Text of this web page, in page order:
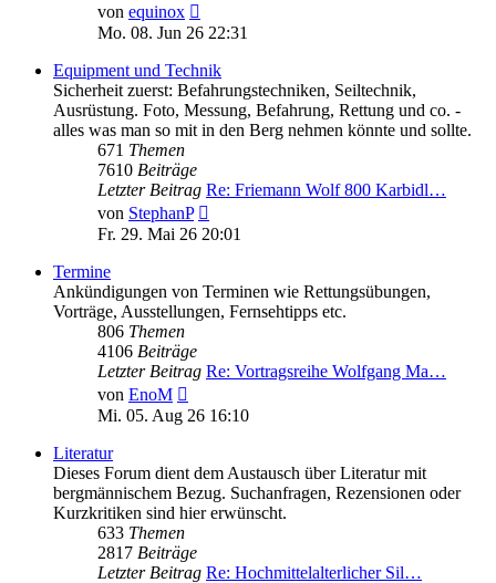
von equinox
Beitrag
Mo. 08. Jun 26 22:31
Equipment und Technik
Sicherheit zuerst: Befahrungstechniken, Seiltechnik,
Ausrüstung. Foto, Messung, Befahrung, Rettung und co. -
alles was man so mit in den Berg nehmen könnte und sollte.
671 Themen
7610 Beiträge
Letzter Beitrag Re: Friemann Wolf 800 Karbidl…
von StephanP
Beitrag
Fr. 29. Mai 26 20:01
Termine
Ankündigungen von Terminen wie Rettungsübungen,
Vorträge, Ausstellungen, Fernsehtipps etc.
806 Themen
4106 Beiträge
Letzter Beitrag Re: Vortragsreihe Wolfgang Ma…
von EnoM
Beitrag
Mi. 05. Aug 26 16:10
Literatur
Dieses Forum dient dem Austausch über Literatur mit
bergmännischem Bezug. Suchanfragen, Rezensionen oder
Kurzkritiken sind hier erwünscht.
633 Themen
2817 Beiträge
Letzter Beitrag Re: Hochmittelalterlicher Sil…